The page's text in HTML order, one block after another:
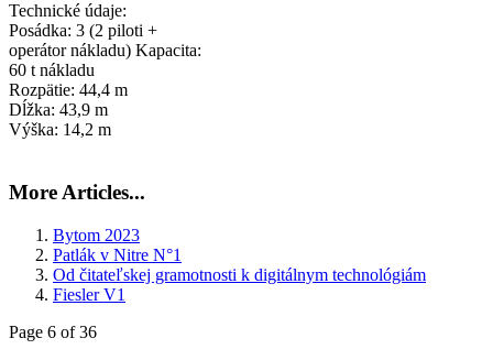
Technické údaje:
Posádka: 3 (2 piloti +
operátor nákladu) Kapacita:
60 t nákladu
Rozpätie: 44,4 m
Dĺžka: 43,9 m
Výška: 14,2 m
More Articles...
Bytom 2023
Patlák v Nitre N°1
Od čitateľskej gramotnosti k digitálnym technológiám
Fiesler V1
Page 6 of 36